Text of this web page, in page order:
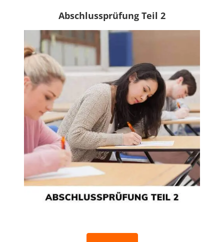
Abschlussprüfung Teil 2